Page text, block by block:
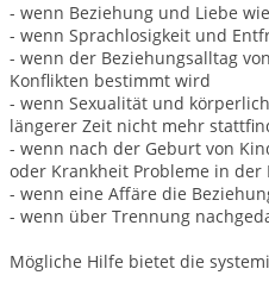
- wenn Beziehung und Liebe
- wenn Sprachlosigkeit und
- wenn der Beziehungsalltag
Konflikten bestimmt wird
- wenn Sexualität und
längerer Zeit nicht mehr
- wenn nach der Geburt von
oder Krankheit Probleme in der
- wenn eine Affäre die
- wenn über Trennung
Mögliche Hilfe bietet die